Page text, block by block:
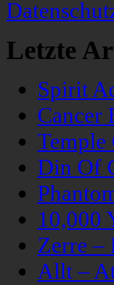
Letzte
Spirit
Cancer
Temple
Din Of
10,000
Zerre –
Allt –